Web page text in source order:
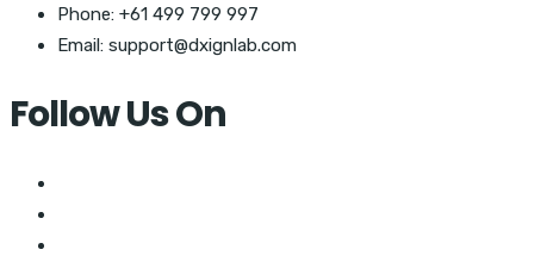
Phone: +61 499 799 997
Email: support@dxignlab.com
Follow Us On